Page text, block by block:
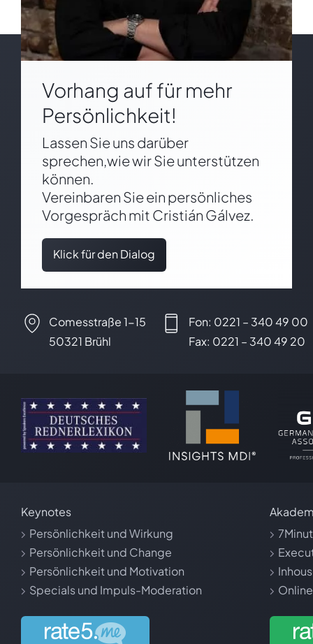
Vorhang auf für mehr
Persönlichkeit!
Lassen Sie uns darüber
sprechen,wie wir Sie unterstützen
können.
Vereinbaren Sie ein persönliches
Vorgespräch mit Cristián Gálvez.
Klick für den Dialog
Comesstraße 1-15
50321 Brühl
Fon: 0221 – 340 49 00
Fax: 0221 – 340 49 20
Keynotes
Persönlichkeit und Wirkung
Persönlichkeit und Change
Persönlichkeit und Motivation
Specials und Impuls-Moderation